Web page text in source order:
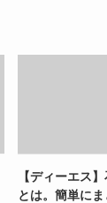
【ディーエス
とは。簡単にま